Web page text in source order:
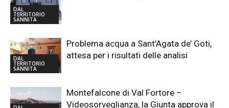
DAL
TERRITORIO
SANNITA
DAL
TERRITORIO
SANNITA
Problema acqua a Sant’Agata de’ Goti,
attesa per i risultati delle analisi
Montefalcone di Val Fortore –
Videosorveglianza, la Giunta approva il